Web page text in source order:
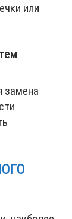
или
замена